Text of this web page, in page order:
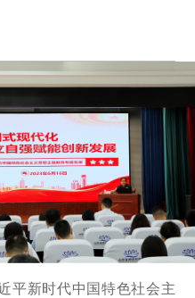
平新时代中国特色社会主